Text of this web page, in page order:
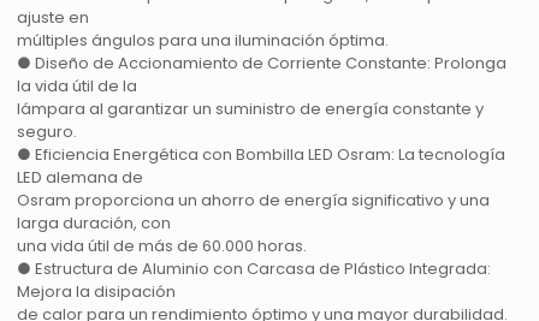
ajuste en
múltiples ángulos para una iluminación óptima.
● Diseño de Accionamiento de Corriente Constante: Prolonga
la vida útil de la
lámpara al garantizar un suministro de energía constante y
seguro.
● Eficiencia Energética con Bombilla LED Osram: La tecnología
LED alemana de
Osram proporciona un ahorro de energía significativo y una
larga duración, con
una vida útil de más de 60.000 horas.
● Estructura de Aluminio con Carcasa de Plástico Integrada:
Mejora la disipación
de calor para un rendimiento óptimo y una mayor durabilidad.